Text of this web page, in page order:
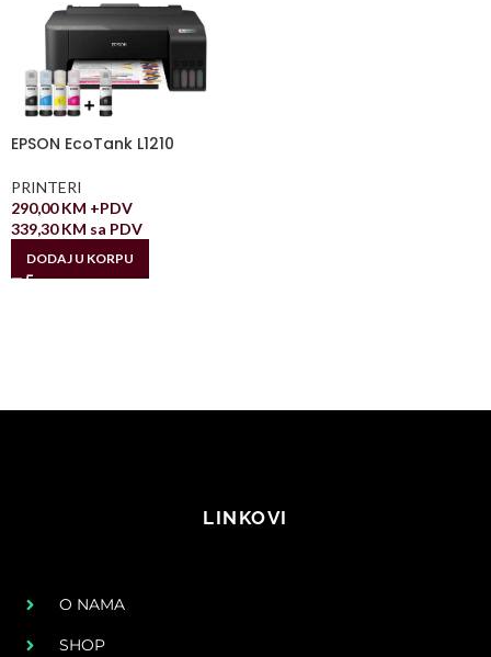
EPSON EcoTank L1210
PRINTERI
290,00KM +PDV
339,30KM sa PDV
DODAJ U KORPU
LINKOVI
O NAMA
SHOP